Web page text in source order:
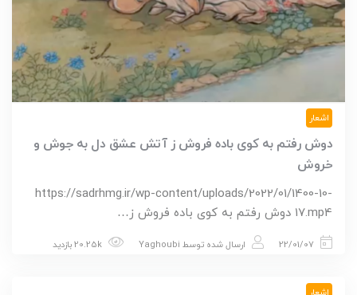
اشعار
دوش رفتم به کوی باده فروش ز آتش عشق دل به جوش و
خروش
https://sadrhmg.ir/wp-content/uploads/2022/01/1400-10-
17.mp4 دوش رفتم به کوی باده فروش ز…
22/01/07 ارسال شده توسط Yaghoubi